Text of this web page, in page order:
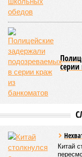
канула в Лету, а
Но в Balzi Rossi
ударили по элите,
«Это один из самых
уточняет
году его
рублей. Этот
там очень кусаются»
самостоятельно
крайне
на осуществление
без поддержки